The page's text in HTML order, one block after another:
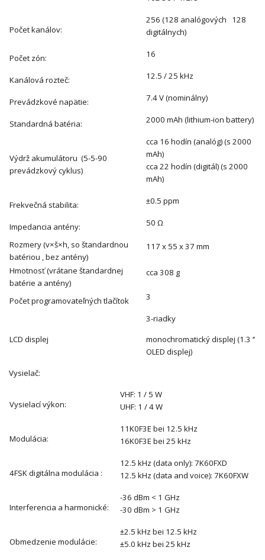
Počet kanálov:
256 (128 analógových 128
digitálnych)
Počet zón: 16
Kanálová rozteč: 12.5 / 25 kHz
Prevádzkové napätie: 7.4 V (nominálny)
Standardná batéria: 2000 mAh (lithium-ion battery)
Výdrž akumulátoru (5-5-90
prevádzkový cyklus)
cca 16 hodín (analóg) (s 2000
mAh)
cca 22 hodín (digitál) (s 2000
mAh)
Frekvečná stabilita: ±0.5 ppm
Impedancia antény: 50 Ω
Rozmery (v×š×h, so štandardnou
batériou , bez antény)
117 x 55 x 37 mm
Hmotnosť (vrátane štandardnej
batérie a antény)
cca 308 g
Počet programovateľných tlačítok 3
LCD displej
3-riadky
monochromatický displej (1.3 ‘’
OLED displej)
Vysielač:
Vysielací výkon:
VHF: 1 / 5 W
UHF: 1 / 4 W
Modulácia:
11K0F3E bei 12.5 kHz
16K0F3E bei 25 kHz
4FSK digitálna modulácia :
12.5 kHz (data only): 7K60FXD
12.5 kHz (data and voice): 7K60FXW
Interferencia a harmonické:
-36 dBm < 1 GHz
-30 dBm > 1 GHz
Obmedzenie modulácie:
±2.5 kHz bei 12.5 kHz
±5.0 kHz bei 25 kHz